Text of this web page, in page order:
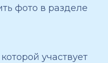
фото в разделе
участвует